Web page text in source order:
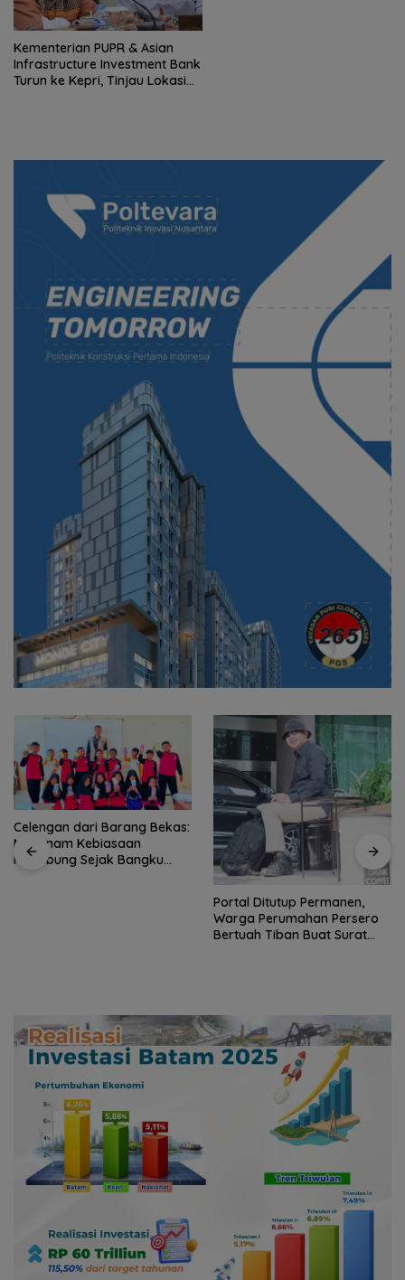
Kementerian PUPR & Asian
Infrastructure Investment Bank
Turun ke Kepri, Tinjau Lokasi
Celengan dari Barang Bekas:
Menanam Kebiasaan
Menabung Sejak Bangku
Portal Ditutup Permanen,
Warga Perumahan Persero
Bertuah Tiban Buat Surat